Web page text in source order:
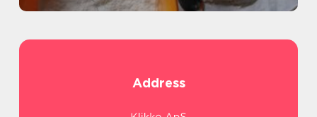
Address